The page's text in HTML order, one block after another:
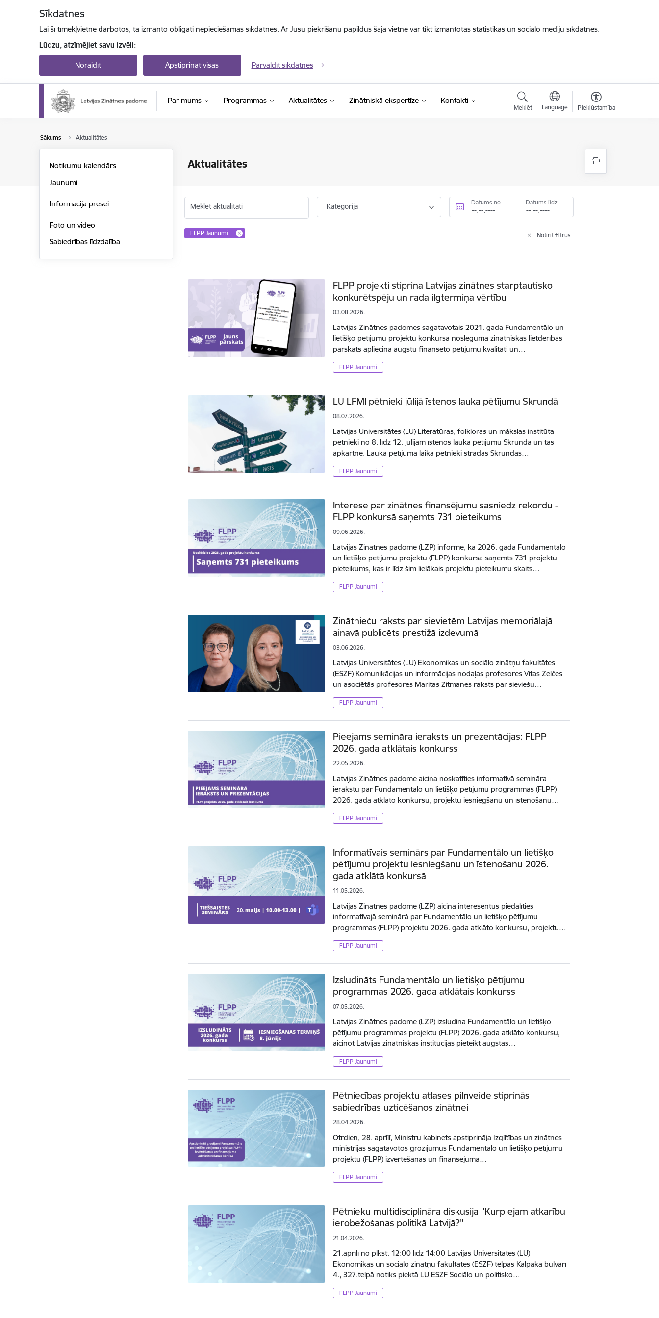
Sīkdatnes
Lai šī tīmekļvietne darbotos, tā izmanto obligāti nepieciešamās sīkdatnes. Ar Jūsu piekrišanu papildus šajā vietnē var tikt izmantotas statistikas un sociālo mediju sīkdatnes.
Lūdzu, atzīmējiet savu izvēli:
Noraidīt Apstiprināt visas Pārvaldīt sīkdatnes
Par mums Programmas Aktualitātes Zinātniskā ekspertīze Kontakti
Meklēt Language Piekļūstamība
Sākums Aktualitātes
Aktualitātes
Notikumu kalendārs
Jaunumi
Informācija presei
Foto un video
Sabiedrības līdzdalība
Meklēt aktualitāti Kategorija Datums no Datums līdz
FLPP Jaunumi Notīrīt filtrus
FLPP projekti stiprina Latvijas zinātnes starptautisko
konkurētspēju un rada ilgtermiņa vērtību
03.08.2026.
Latvijas Zinātnes padomes sagatavotais 2021. gada Fundamentālo un
lietišķo pētījumu projektu konkursa noslēguma zinātniskās lietderības
pārskats apliecina augstu finansēto pētījumu kvalitāti un…
FLPP Jaunumi
LU LFMI pētnieki jūlijā īstenos lauka pētījumu Skrundā
08.07.2026.
Latvijas Universitātes (LU) Literatūras, folkloras un mākslas institūta
pētnieki no 8. līdz 12. jūlijam īstenos lauka pētījumu Skrundā un tās
apkārtnē. Lauka pētījuma laikā pētnieki strādās Skrundas…
FLPP Jaunumi
Interese par zinātnes finansējumu sasniedz rekordu -
FLPP konkursā saņemts 731 pieteikums
09.06.2026.
Latvijas Zinātnes padome (LZP) informē, ka 2026. gada Fundamentālo
un lietišķo pētījumu projektu (FLPP) konkursā saņemts 731 projektu
pieteikums, kas ir līdz šim lielākais projektu pieteikumu skaits…
FLPP Jaunumi
Zinātnieču raksts par sievietēm Latvijas memoriālajā
ainavā publicēts prestižā izdevumā
03.06.2026.
Latvijas Universitātes (LU) Ekonomikas un sociālo zinātņu fakultātes
(ESZF) Komunikācijas un informācijas nodaļas profesores Vitas Zelčes
un asociētās profesores Maritas Zitmanes raksts par sieviešu…
FLPP Jaunumi
Pieejams semināra ieraksts un prezentācijas: FLPP
2026. gada atklātais konkurss
22.05.2026.
Latvijas Zinātnes padome aicina noskatīties informatīvā semināra
ierakstu par Fundamentālo un lietišķo pētījumu programmas (FLPP)
2026. gada atklāto konkursu, projektu iesniegšanu un īstenošanu…
FLPP Jaunumi
Informatīvais seminārs par Fundamentālo un lietišķo
pētījumu projektu iesniegšanu un īstenošanu 2026.
gada atklātā konkursā
11.05.2026.
Latvijas Zinātnes padome (LZP) aicina interesentus piedalīties
informatīvajā seminārā par Fundamentālo un lietišķo pētījumu
programmas (FLPP) projektu 2026. gada atklāto konkursu, projektu…
FLPP Jaunumi
Izsludināts Fundamentālo un lietišķo pētījumu
programmas 2026. gada atklātais konkurss
07.05.2026.
Latvijas Zinātnes padome (LZP) izsludina Fundamentālo un lietišķo
pētījumu programmas projektu (FLPP) 2026. gada atklāto konkursu,
aicinot Latvijas zinātniskās institūcijas pieteikt augstas…
FLPP Jaunumi
Pētniecības projektu atlases pilnveide stiprinās
sabiedrības uzticēšanos zinātnei
28.04.2026.
Otrdien, 28. aprīlī, Ministru kabinets apstiprināja Izglītības un zinātnes
ministrijas sagatavotos grozījumus Fundamentālo un lietišķo pētījumu
projektu (FLPP) izvērtēšanas un finansējuma…
FLPP Jaunumi
Pētnieku multidisciplināra diskusija "Kurp ejam atkarību
ierobežošanas politikā Latvijā?"
21.04.2026.
21.aprīlī no plkst. 12:00 līdz 14:00 Latvijas Universitātes (LU)
Ekonomikas un sociālo zinātņu fakultātes (ESZF) telpās Kalpaka bulvārī
4., 327.telpā notiks piektā LU ESZF Sociālo un politisko…
FLPP Jaunumi